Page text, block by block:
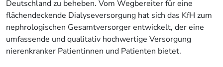
Deutschland zu beheben. Vom Wegbereiter für eine
flächendeckende Dialyseversorgung hat sich das KfH zum
nephrologischen Gesamtversorger entwickelt, der eine
umfassende und qualitativ hochwertige Versorgung
nierenkranker Patientinnen und Patienten bietet.